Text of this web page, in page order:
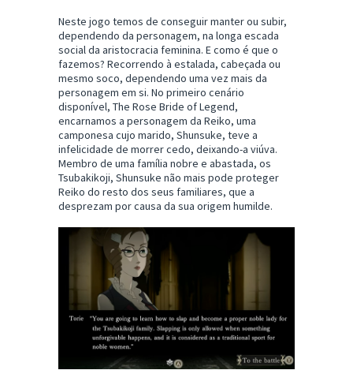
Neste jogo temos de conseguir manter ou subir,
dependendo da personagem, na longa escada
social da aristocracia feminina. E como é que o
fazemos? Recorrendo à estalada, cabeçada ou
mesmo soco, dependendo uma vez mais da
personagem em si. No primeiro cenário
disponível, The Rose Bride of Legend,
encarnamos a personagem da Reiko, uma
camponesa cujo marido, Shunsuke, teve a
infelicidade de morrer cedo, deixando-a viúva.
Membro de uma família nobre e abastada, os
Tsubakikoji, Shunsuke não mais pode proteger
Reiko do resto dos seus familiares, que a
desprezam por causa da sua origem humilde.